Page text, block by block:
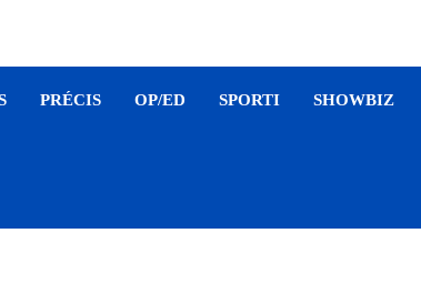
PRÉCIS OP/ED SPORTI SHOWBIZ